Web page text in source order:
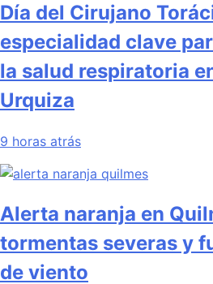
Día del Cirujano
especialidad clave
la salud respiratoria
Urquiza
9 horas atrás
Alerta naranja en
tormentas severas y
de viento